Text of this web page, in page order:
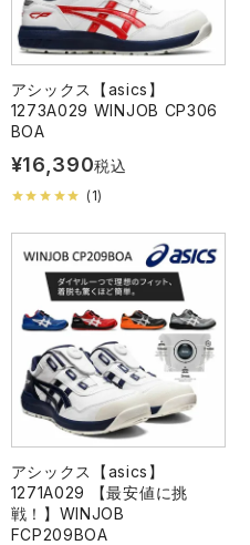
アシックス【asics】
1273A029 WINJOB CP306
BOA
¥16,390税込
(1)
アシックス【asics】
1271A029 【最安値に挑
戦！】WINJOB
FCP209BOA